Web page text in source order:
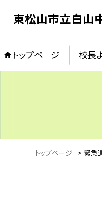
東松山市立白山
トップページ 校長
トップページ > 緊急